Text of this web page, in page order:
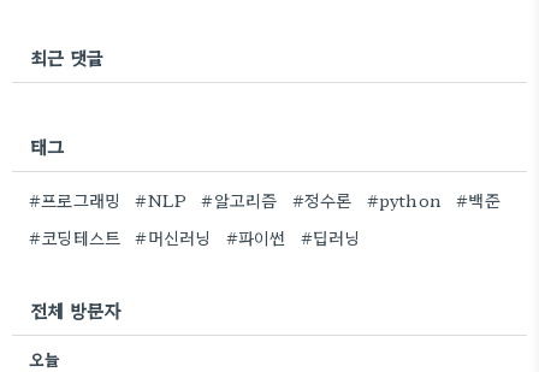
최근 댓글
태그
#프로그래밍 #NLP #알고리즘 #정수론 #python
#백준
#코딩테스트
#머신러닝 #파이썬 #딥러닝
전체 방문자
오늘